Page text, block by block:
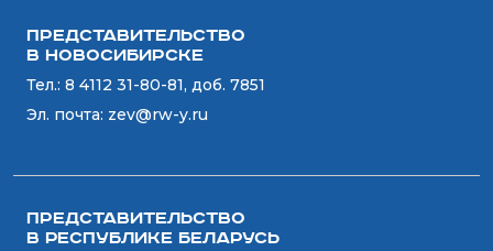
Представительство
в Новосибирске
Тел.: 8 4112 31-80-81, доб. 7851
Эл. почта: zev@rw-y.ru
Представительство
в Республике Беларусь